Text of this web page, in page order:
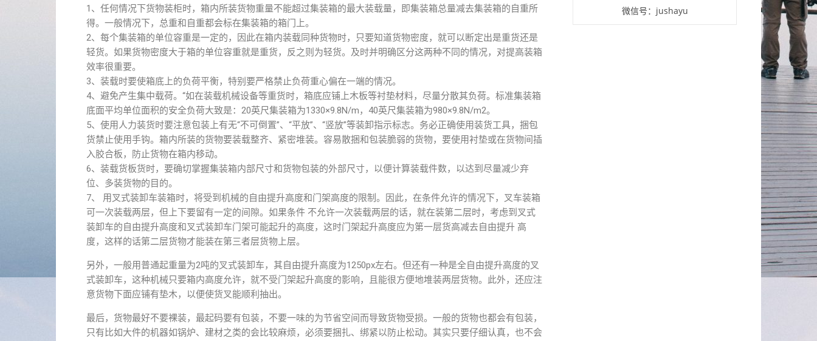
1、任何情况下货物装柜时，箱内所装货物重量不能超过集装箱的最大装载量，即集装箱总量减去集装箱的自重所
得。一般情况下，总重和自重都会标在集装箱的箱门上。
2、每个集装箱的单位容重是一定的，因此在箱内装载同种货物时，只要知道货物密度，就可以断定出是重货还是
轻货。如果货物密度大于箱的单位容重就是重货，反之则为轻货。及时并明确区分这两种不同的情况，对提高装箱
效率很重要。
3、装载时要使箱底上的负荷平衡，特别要严格禁止负荷重心偏在一端的情况。
4、避免产生集中载荷。“如在装载机械设备等重货时，箱底应铺上木板等衬垫材料，尽量分散其负荷。标准集装箱
底面平均单位面积的安全负荷大致是：20英尺集装箱为1330×9.8N/m，40英尺集装箱为980×9.8N/m2。
5、使用人力装货时要注意包装上有无“不可倒置”、“平放”、“竖放”等装卸指示标志。务必正确使用装货工具，捆包
货禁止使用手钩。箱内所装的货物要装载整齐、紧密堆装。容易散捆和包装脆弱的货物，要使用衬垫或在货物间插
入胶合板，防止货物在箱内移动。
6、装载货板货时，要确切掌握集装箱内部尺寸和货物包装的外部尺寸，以便计算装载件数，以达到尽量减少弃
位、多装货物的目的。
7、 用叉式装卸车装箱时，将受到机械的自由提升高度和门架高度的限制。因此，在条件允许的情况下，叉车装箱
可一次装载两层，但上下要留有一定的间隙。如果条件 不允许一次装载两层的话，就在装第二层时，考虑到叉式
装卸车的自由提升高度和叉式装卸车门架可能起升的高度，这时门架起升高度应为第一层货高减去自由提升 高
度，这样的话第二层货物才能装在第三者层货物上层。
另外，一般用普通起重量为2吨的叉式装卸车，其自由提升高度为1250px左右。但还有一种是全自由提升高度的叉
式装卸车，这种机械只要箱内高度允许，就不受门架起升高度的影响，且能很方便地堆装两层货物。此外，还应注
意货物下面应铺有垫木，以便使货叉能顺利抽出。
最后，货物最好不要裸装，最起码要有包装，不要一味的为节省空间而导致货物受损。一般的货物也都会有包装，
只有比如大件的机器如锅炉、建材之类的会比较麻烦，必须要捆扎、绑紧以防止松动。其实只要仔细认真，也不会
微信号：jushayu